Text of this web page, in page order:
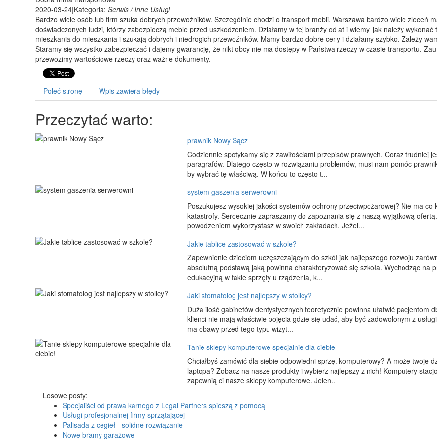
2020-03-24|Kategoria: Serwis / Inne Usługi
Bardzo wiele osób lub firm szuka dobrych przewoźników. Szczególnie chodzi o transport mebli. Warszawa bardzo wiele zleceń
doświadczonych ludzi, którzy zabezpieczą meble przed uszkodzeniem. Działamy w tej branży od at i wiemy, jak należy
mieszkania do mieszkania i szukają dobrych i niedrogich przewoźników. Mamy bardzo dobre ceny i działamy szybko. Zależy
Staramy się wszystko zabezpieczać i dajemy gwarancję, że nikt obcy nie ma dostępy w Państwa rzeczy w czasie transportu.
przewozimy wartościowe rzeczy oraz ważne dokumenty.
Poleć stronę Wpis zawiera błędy
Przeczytać warto:
prawnik Nowy Sącz
Codziennie spotykamy się z zawiłościami przepisów prawnych. Coraz trudniej
paragrafów. Dlatego często w rozwiązaniu problemów, musi nam pomóc
by wybrać tę właściwą. W końcu to często t...
system gaszenia serwerowni
Poszukujesz wysokiej jakości systemów ochrony przeciwpożarowej? Nie ma
katastrofy. Serdecznie zapraszamy do zapoznania się z naszą wyjątkową
powodzeniem wykorzystasz w swoich zakładach. Jeżel...
Jakie tablice zastosować w szkole?
Zapewnienie dzieciom uczęszczającym do szkół jak najlepszego rozwoju
absolutną podstawą jaką powinna charakteryzować się szkoła. Wychodząc na
edukacyjną w takie sprzęty u rządzenia, k...
Jaki stomatolog jest najlepszy w stolicy?
Duża ilość gabinetów dentystycznych teoretycznie powinna ułatwić pacjentom
klienci nie mają właściwie pojęcia gdzie się udać, aby być zadowolonym z
ma obawy przed tego typu wizyt...
Tanie sklepy komputerowe specjalnie dla ciebie!
Chciałbyś zamówić dla siebie odpowiedni sprzęt komputerowy? A może twoje
laptopa? Zobacz na nasze produkty i wybierz najlepszy z nich! Komputery
zapewnią ci nasze sklepy komputerowe. Jelen...
Losowe posty:
Specjaliści od prawa karnego z Legal Partners spieszą z pomocą
Usługi profesjonalnej firmy sprzątającej
Palisada z cegieł - solidne rozwiązanie
Nowe bramy garażowe